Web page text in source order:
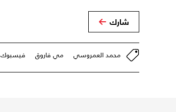
شارك
محمد العمروسي مي فاروق فيسبوك